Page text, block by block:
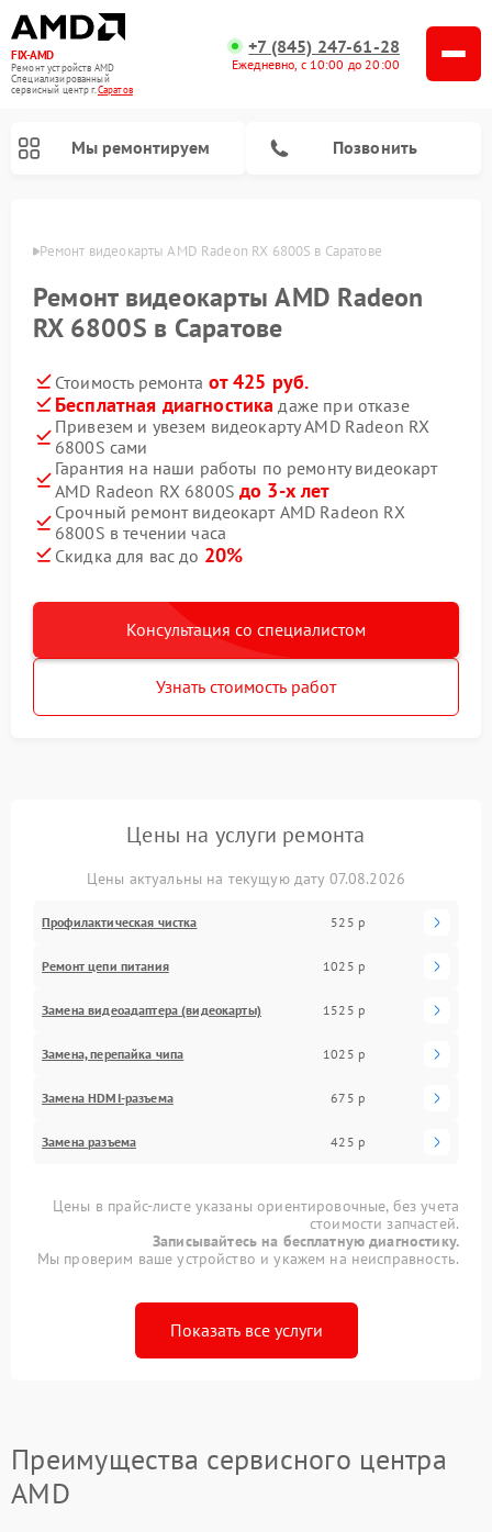
FIX-AMD
Ремонт устройств AMD
Специализированный
cервисный центр г.Саратов
+7 (845) 247-61-28
Ежедневно, с 10:00 до 20:00
Мы ремонтируем Позвонить
Ремонт видеокарты AMD Radeon RX 6800S в Саратове
Ремонт видеокарты AMD Radeon
RX 6800S в Саратове
Стоимость ремонта от 425 руб.
Бесплатная диагностика даже при отказе
Привезем и увезем видеокарту AMD Radeon RX
6800S сами
Гарантия на наши работы по ремонту видеокарт
AMD Radeon RX 6800S до 3-х лет
Срочный ремонт видеокарт AMD Radeon RX
6800S в течении часа
Скидка для вас до 20%
Консультация со специалистом
Узнать стоимость работ
Цены на услуги ремонта
Цены актуальны на текущую дату 07.08.2026
Профилактическая чистка 525 р
Ремонт цепи питания 1025 р
Замена видеоадаптера (видеокарты) 1525 р
Замена, перепайка чипа 1025 р
Замена HDMI-разъема 675 р
Замена разъема 425 р
Цены в прайс-листе указаны ориентировочные, без учета
стоимости запчастей.
Записывайтесь на бесплатную диагностику.
Мы проверим ваше устройство и укажем на неисправность.
Показать все услуги
Преимущества сервисного центра
AMD